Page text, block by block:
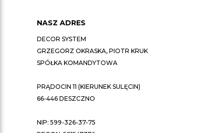
NASZ ADRES
DECOR SYSTEM
GRZEGORZ OKRASKA, PIOTR KRUK
SPÓŁKA KOMANDYTOWA
PRĄDOCIN 11 (KIERUNEK SULĘCIN)
66-446 DESZCZNO
NIP: 599-326-37-75